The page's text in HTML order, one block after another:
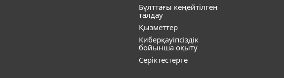
Бұлттағы кеңейтілген
талдау
Қызметтер
Киберқауіпсіздік
бойынша оқыту
Серіктестерге